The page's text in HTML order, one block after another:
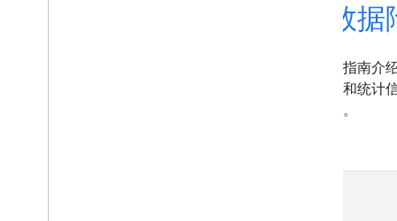
数
本指南介
据和统计
误。